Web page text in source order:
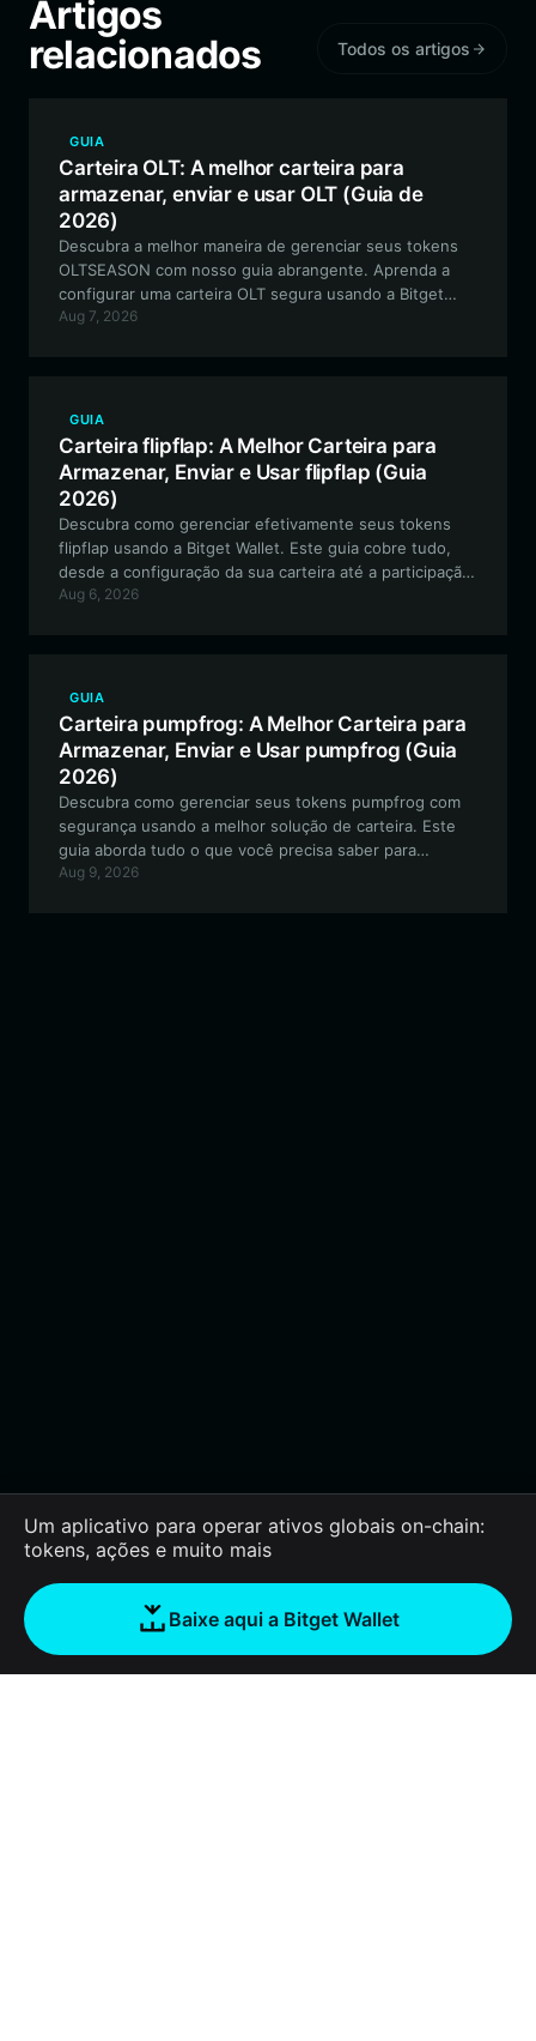
Artigos
relacionados
Todos os artigos
GUIA
Carteira OLT: A melhor carteira para
armazenar, enviar e usar OLT (Guia de
2026)
Descubra a melhor maneira de gerenciar seus tokens
OLTSEASON com nosso guia abrangente. Aprenda a
configurar uma carteira OLT segura usando a Bitget
Wallet para participar do ecossistema OLT orientado
Aug 7, 2026
GUIA
Carteira flipflap: A Melhor Carteira para
Armazenar, Enviar e Usar flipflap (Guia
2026)
Descubra como gerenciar efetivamente seus tokens
flipflap usando a Bitget Wallet. Este guia cobre tudo,
desde a configuração da sua carteira até a participação
em governança comunitária e experimentos de liquidez
Aug 6, 2026
GUIA
Carteira pumpfrog: A Melhor Carteira para
Armazenar, Enviar e Usar pumpfrog (Guia
2026)
Descubra como gerenciar seus tokens pumpfrog com
segurança usando a melhor solução de carteira. Este
guia aborda tudo o que você precisa saber para
navegar no ecossistema baseado em EVM para este
Aug 9, 2026
Um aplicativo para operar ativos globais on-chain:
tokens, ações e muito mais
Baixe aqui a Bitget Wallet